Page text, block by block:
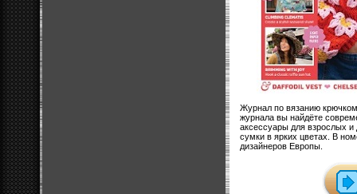
Журнал по вязанию
журнала вы найдёте
аксессуары для взрослых
сумки в ярких цветах. В
дизайнеров Европы.